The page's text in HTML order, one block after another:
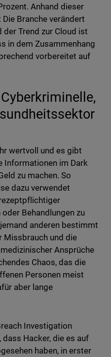
Anhand dieser
Branche verändert
Trend zur Cloud ist
in dem Zusammenhang
vorbereitet auf
wertvoll und es gibt
Informationen im Dark
zu machen. So
dazu verwendet
Behandlungen zu
anderen bestimmt
Missbrauch und die
Ansprüche
Chaos, das die
Personen meist
aber lange
Investigation
dass Hacker, die es auf
haben, in erster